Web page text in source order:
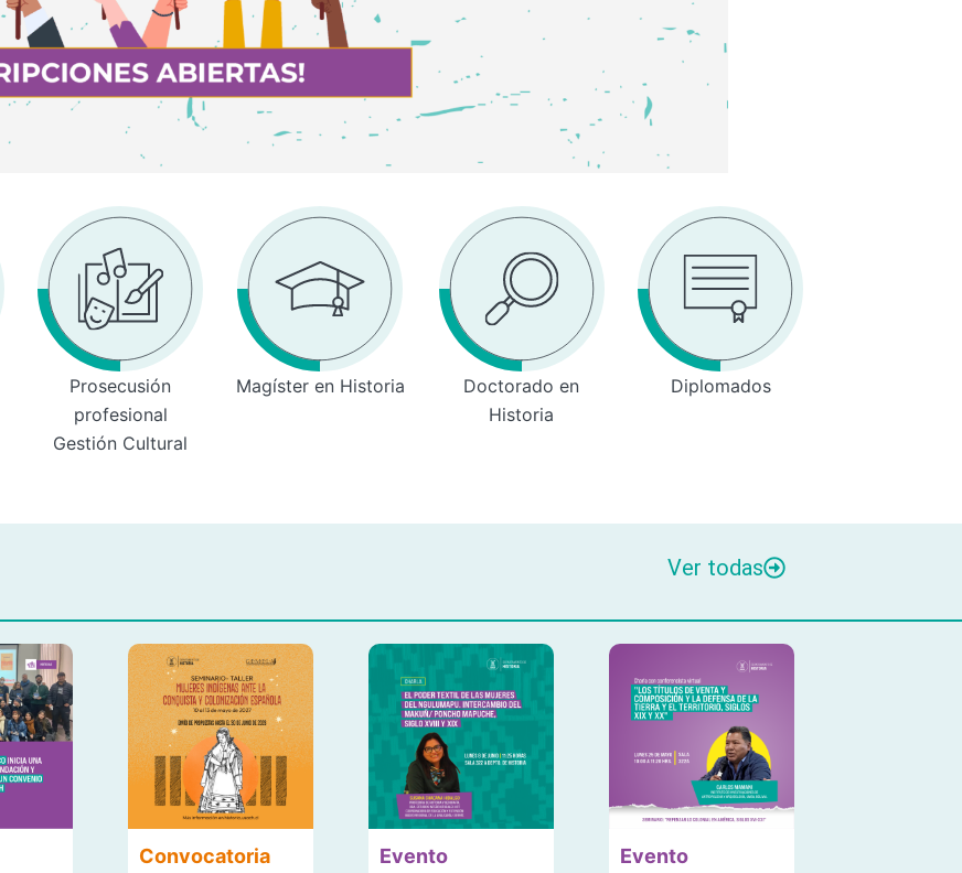
Prosecusión
profesional
Gestión Cultural
Magíster en Historia
Doctorado en
Historia
Diplomados
Ver todas
Convocatoria Evento Evento